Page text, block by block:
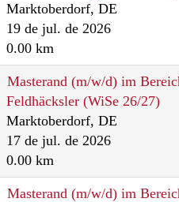
Marktoberdorf, DE
19 de jul. de 2026
0.00 km
Masterand (m/w/d) im
Feldhäcksler (WiSe 26/27)
Marktoberdorf, DE
17 de jul. de 2026
0.00 km
Masterand (m/w/d) im